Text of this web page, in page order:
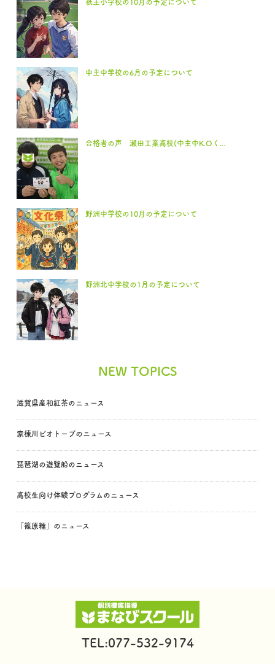
祇王小学校の10月の予定について
中主中学校の6月の予定について
合格者の声 瀬田工業高校(中主中K.Oく...
野洲中学校の10月の予定について
野洲北中学校の1月の予定について
NEW TOPICS
滋賀県産和紅茶のニュース
家棟川ビオトープのニュース
琵琶湖の遊覧船のニュース
高校生向け体験プログラムのニュース
「篠原糯」のニュース
TEL:077-532-9174